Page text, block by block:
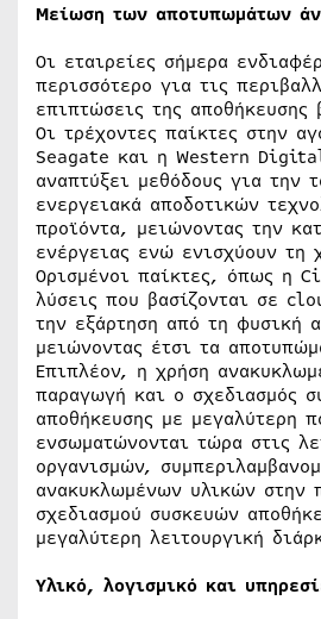
Μείωση των αποτυπωμάτων
Οι εταιρείες σήμερα
περισσότερο για τις
επιπτώσεις της αποθήκευσης
Οι τρέχοντες παίκτες στην
Seagate και η Western
αναπτύξει μεθόδους για την
ενεργειακά αποδοτικών
προϊόντα, μειώνοντας την
ενέργειας ενώ ενισχύουν τη
Ορισμένοι παίκτες, όπως η
λύσεις που βασίζονται σε
την εξάρτηση από τη φυσική
μειώνοντας έτσι τα
Επιπλέον, η χρήση
παραγωγή και ο σχεδιασμός
αποθήκευσης με μεγαλύτερη
ενσωματώνονται τώρα στις
οργανισμών,
ανακυκλωμένων υλικών στην
σχεδιασμού συσκευών
μεγαλύτερη λειτουργική
Υλικό, λογισμικό και